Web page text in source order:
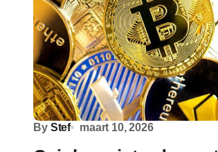
By Stef maart 10, 2026